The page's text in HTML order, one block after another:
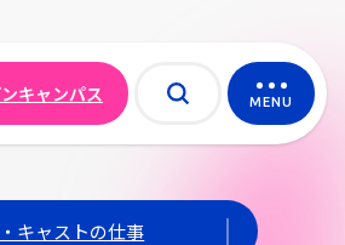
キャンパス MENU
キャストの仕事